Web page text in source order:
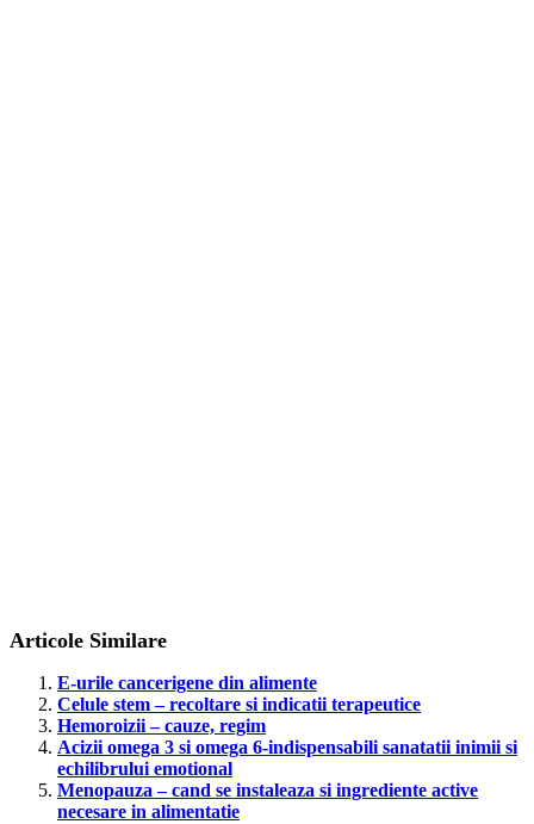
Articole Similare
E-urile cancerigene din alimente
Celule stem – recoltare si indicatii terapeutice
Hemoroizii – cauze, regim
Acizii omega 3 si omega 6-indispensabili sanatatii inimii si
echilibrului emotional
Menopauza – cand se instaleaza si ingrediente active
necesare in alimentatie